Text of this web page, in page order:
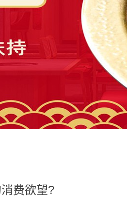
费欲望?